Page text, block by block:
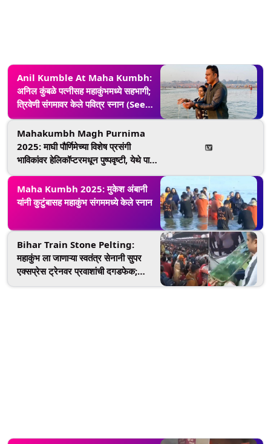
Anil Kumble At Maha Kumbh:
अनिल कुंबळे पत्नीसह महाकुंभमध्ये सहभागी;
त्रिवेणी संगमावर केले पवित्र स्नान (See
Pics)
Mahakumbh Magh Purnima
2025: माघी पौर्णिमेच्या विशेष प्रसंगी
भाविकांवर हेलिकॉप्टरमधून पुष्पवृष्टी, येथे पाहा
Maha Kumbh 2025: मुकेश अंबानी
यांनी कुटुंबासह महाकुंभ संगममध्ये केले स्नान
Bihar Train Stone Pelting:
महाकुंभ ला जाणाऱ्या स्वतंत्र सेनानी सुपर
एक्सप्रेस ट्रेनवर प्रवाशांची दगडफेक;